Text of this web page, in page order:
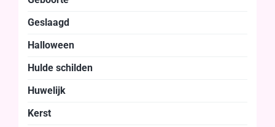
Geslaagd
Halloween
Hulde schilden
Huwelijk
Kerst